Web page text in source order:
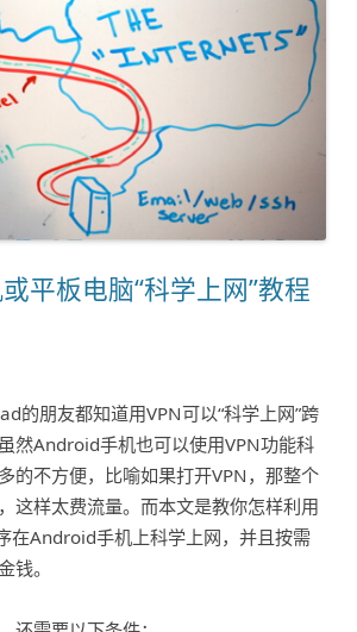
平板电脑“科学上网”教程
的朋友都知道用VPN可以“科学上网”跨
然Android手机也可以使用VPN功能科
的不方便，比喻如果打开VPN，那整个
这样太费流量。而本文是教你怎样利用
在Android手机上科学上网，并且按需
钱。